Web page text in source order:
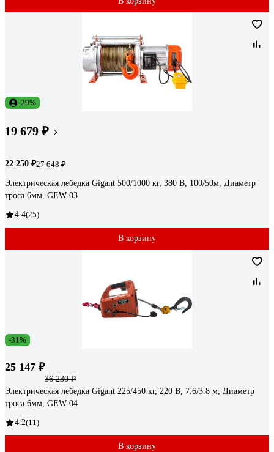
-29%
19 679 ₽
22 250 ₽27 648 ₽
Электрическая лебедка Gigant 500/1000 кг, 380 В, 100/50м, Диаметр
троса 6мм, GEW-03
4.4(25)
В корзину
-31%
25 147 ₽
36 230 ₽
Электрическая лебедка Gigant 225/450 кг, 220 В, 7.6/3.8 м, Диаметр
троса 6мм, GEW-04
4.2(11)
В корзину